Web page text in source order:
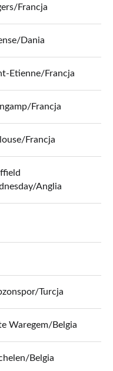
Francja
Dania
Etienne/Francja
Francja
Francja
Anglia
Turcja
Waregem/Belgia
Belgia